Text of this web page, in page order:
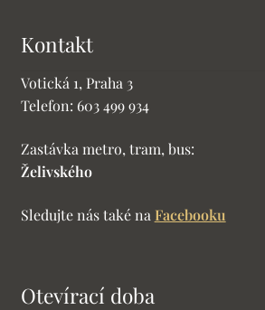
Kontakt
Votická 1, Praha 3
Telefon: 603 499 934
Zastávka metro, tram, bus:
Želivského
Sledujte nás také na Facebooku
Otevírací doba